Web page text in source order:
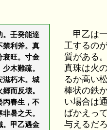
。壬癸能達
禁利斧。真
衰旺。寸金
木難疏。
滋朽木。城
而反壊。
丙春生，不
暑之天。
。甲乙遇金
甲乙は
工するの
質がある
真珠は火
るか高い
棒状の鉄
い場合は
ばかえっ
与えるだ